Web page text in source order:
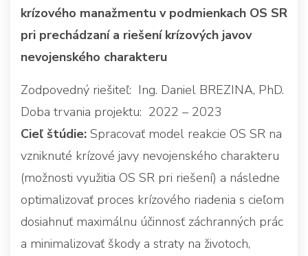
krízového manažmentu v podmienkach OS SR
pri prechádzaní a riešení krízových javov
nevojenského charakteru
Zodpovedný riešiteľ: Ing. Daniel BREZINA, PhD.
Doba trvania projektu: 2022 – 2023
Cieľ štúdie: Spracovať model reakcie OS SR na
vzniknuté krízové javy nevojenského charakteru
(možnosti využitia OS SR pri riešení) a následne
optimalizovať proces krízového riadenia s cieľom
dosiahnuť maximálnu účinnosť záchranných prác
a minimalizovať škody a straty na životoch,